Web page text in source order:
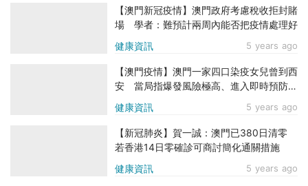
健康資訊 5 years ago
【澳門新冠疫情】澳門政府考慮稅收拒封賭
場 學者：難預計兩周內能否把疫情處理好
健康資訊 5 years ago
【澳門疫情】澳門一家四口染疫女兒曾到西
安 當局指爆發風險極高、進入即時預防狀
健康資訊 5 years ago
【新冠肺炎】賀一誠：澳門已380日清零
若香港14日零確診可商討簡化通關措施